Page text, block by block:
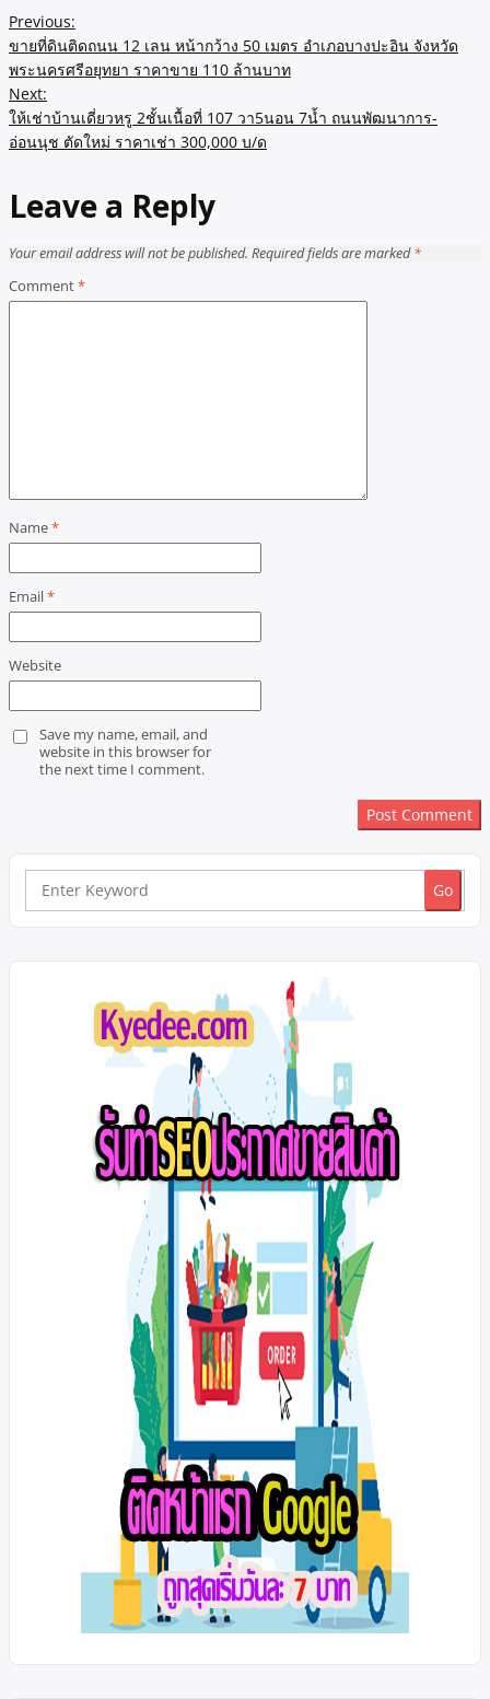
Post
navigation
Previous:
ขายที่ดินติดถนน 12 เลน หน้ากว้าง 50 เมตร อำเภอบางปะอิน จังหวัด
พระนครศรีอยุทยา ราคาขาย 110 ล้านบาท
Next:
ให้เช่าบ้านเดี่ยวหรู 2ชั้นเนื้อที่ 107 วา5นอน 7น้ำ ถนนพัฒนาการ-
อ่อนนุช ตัดใหม่ ราคาเช่า 300,000 บ/ด
Leave a Reply
Your email address will not be published. Required fields are marked*
Comment*
Name*
Email*
Website
Save my name, email, and
website in this browser for
the next time I comment.
Search